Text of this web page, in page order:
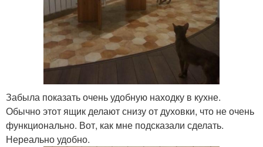
Забыла показать очень удобную находку в кухне.
Обычно этот ящик делают снизу от духовки, что не очень
функционально. Вот, как мне подсказали сделать.
Нереально удобно.